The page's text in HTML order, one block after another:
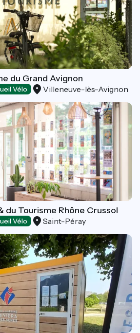
du Grand Avignon
Vélo Villeneuve-lès-Avignon
du Tourisme Rhône Crussol
Vélo Saint-Péray